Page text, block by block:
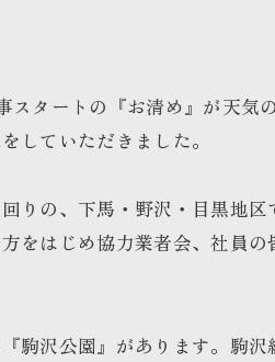
スタートの『お清め』が天気
していただきました。
りの、下馬・野沢・目黒地区
をはじめ協力業者会、社員の
駒沢公園』があります。駒沢